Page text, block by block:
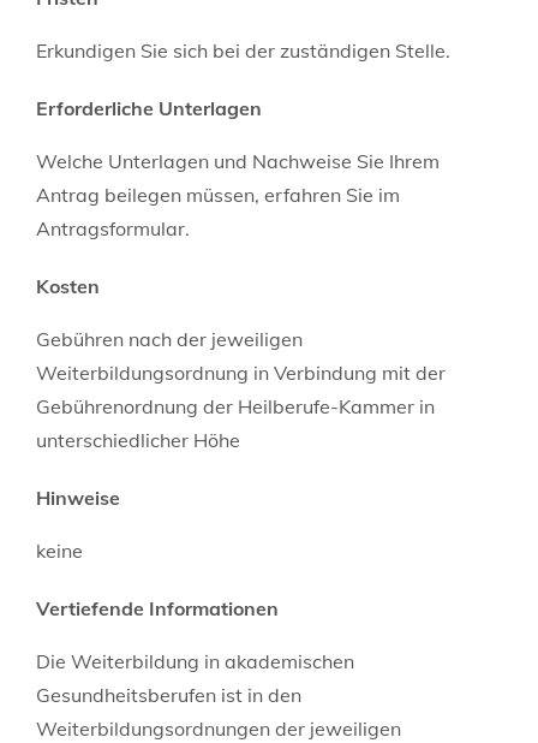
Erkundigen Sie sich bei der zuständigen Stelle.
Erforderliche Unterlagen
Welche Unterlagen und Nachweise Sie Ihrem
Antrag beilegen müssen, erfahren Sie im
Antragsformular.
Kosten
Gebühren nach der jeweiligen
Weiterbildungsordnung in Verbindung mit der
Gebührenordnung der Heilberufe-Kammer in
unterschiedlicher Höhe
Hinweise
keine
Vertiefende Informationen
Die Weiterbildung in akademischen
Gesundheitsberufen ist in den
Weiterbildungsordnungen der jeweiligen